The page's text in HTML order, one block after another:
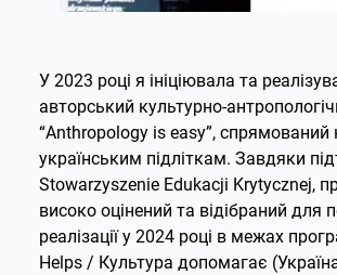
У 2023 році я ініціювала та
авторський культурно-
“Anthropology is еasy”,
українським підліткам. Завдяки
Stowarzyszenie Edukacji Krytycznej,
високо оцінений та відібраний для
реалізації у 2024 році в межах
Helps / Культура допомагає